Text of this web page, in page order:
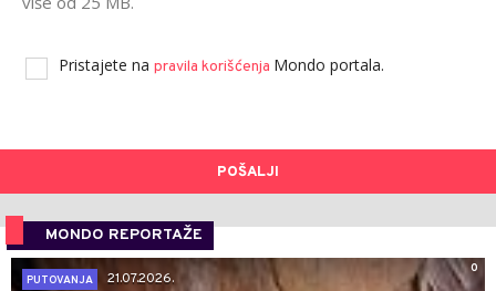
Pristajete na pravila korišćenja Mondo portala.
POŠALJI
MONDO REPORTAŽE
0
PUTOVANJA
21.07.2026.